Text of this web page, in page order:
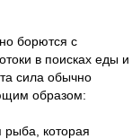
борются с
в поисках еды и
сила обычно
образом:
рыба, которая